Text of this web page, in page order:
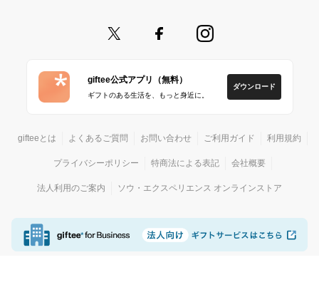
giftee公式アプリ（無料）
ギフトのある生活を、もっと身近に。
ダウンロード
gifteeとは よくあるご質問 お問い合わせ ご利用ガイド 利用規約
プライバシーポリシー 特商法による表記 会社概要
法人利用のご案内 ソウ・エクスペリエンス オンラインストア